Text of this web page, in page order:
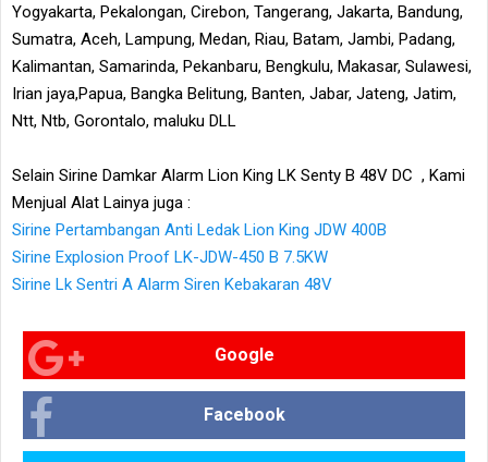
Yogyakarta, Pekalongan, Cirebon, Tangerang, Jakarta, Bandung,
Sumatra, Aceh, Lampung, Medan, Riau, Batam, Jambi, Padang,
Kalimantan, Samarinda, Pekanbaru, Bengkulu, Makasar, Sulawesi,
Irian jaya,Papua, Bangka Belitung, Banten, Jabar, Jateng, Jatim,
Ntt, Ntb, Gorontalo, maluku DLL
Selain Sirine Damkar Alarm Lion King LK Senty B 48V DC , Kami
Menjual Alat Lainya juga :
Sirine Pertambangan Anti Ledak Lion King JDW 400B
Sirine Explosion Proof LK-JDW-450 B 7.5KW
Sirine Lk Sentri A Alarm Siren Kebakaran 48V
Google
Facebook